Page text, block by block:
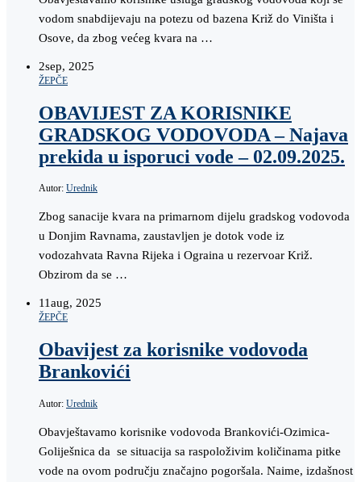
vodom snabdijevaju na potezu od bazena Križ do Viništa i
Osove, da zbog većeg kvara na …
2sep, 2025
ŽEPČE
OBAVIJEST ZA KORISNIKE
GRADSKOG VODOVODA – Najava
prekida u isporuci vode – 02.09.2025.
Autor: Urednik
Zbog sanacije kvara na primarnom dijelu gradskog vodovoda
u Donjim Ravnama, zaustavljen je dotok vode iz
vodozahvata Ravna Rijeka i Ograina u rezervoar Križ.
Obzirom da se …
11aug, 2025
ŽEPČE
Obavijest za korisnike vodovoda
Brankovići
Autor: Urednik
Obavještavamo korisnike vodovoda Brankovići-Ozimica-
Goliješnica da se situacija sa raspoloživim količinama pitke
vode na ovom području značajno pogoršala. Naime, izdašnost